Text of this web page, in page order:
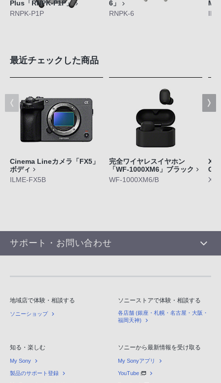
Plus「RNPK-P1P」
RNPK-P1P
6」
RNPK-6
最近チェックした商品
Cinema Lineカメラ「FX5」
ボディ
ILME-FX5B
完全ワイヤレスイヤホン
「WF-1000XM6」ブラック
WF-1000XM6/B
サポート・お問い合わせ
地域店で体験・相談する
ソニーショップ
ソニーストアで体験・相談する
各店舗 (銀座・札幌・名古屋・大阪・
福岡天神)
知る・楽しむ
My Sony
製品のサポート登録
ソニーから最新情報を受け取る
My Sonyアプリ
YouTube